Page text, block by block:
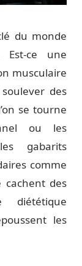
du monde
Est-ce une
musculaire
des
se tourne
ou les
gabarits
comme
cachent des
diététique
les